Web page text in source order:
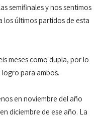
semifinales y nos sentimos
últimos partidos de esta
meses como dupla, por lo
para ambos.
en noviembre del año
diciembre de ese año. La